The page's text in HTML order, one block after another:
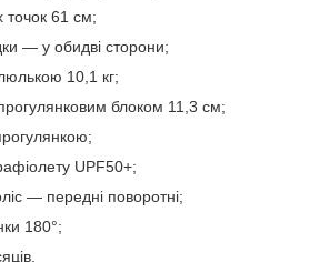
точок 61 см;
— у обидві сторони;
10,1 кг;
блоком 11,3 см;
UPF50+;
— передні поворотні;
180°;